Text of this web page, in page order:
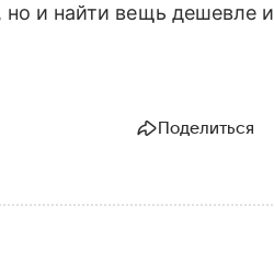
но и найти вещь дешевле и
Поделиться